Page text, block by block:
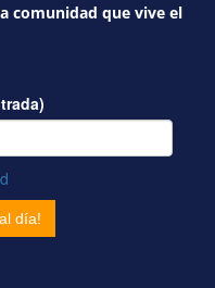
comunidad que vive el